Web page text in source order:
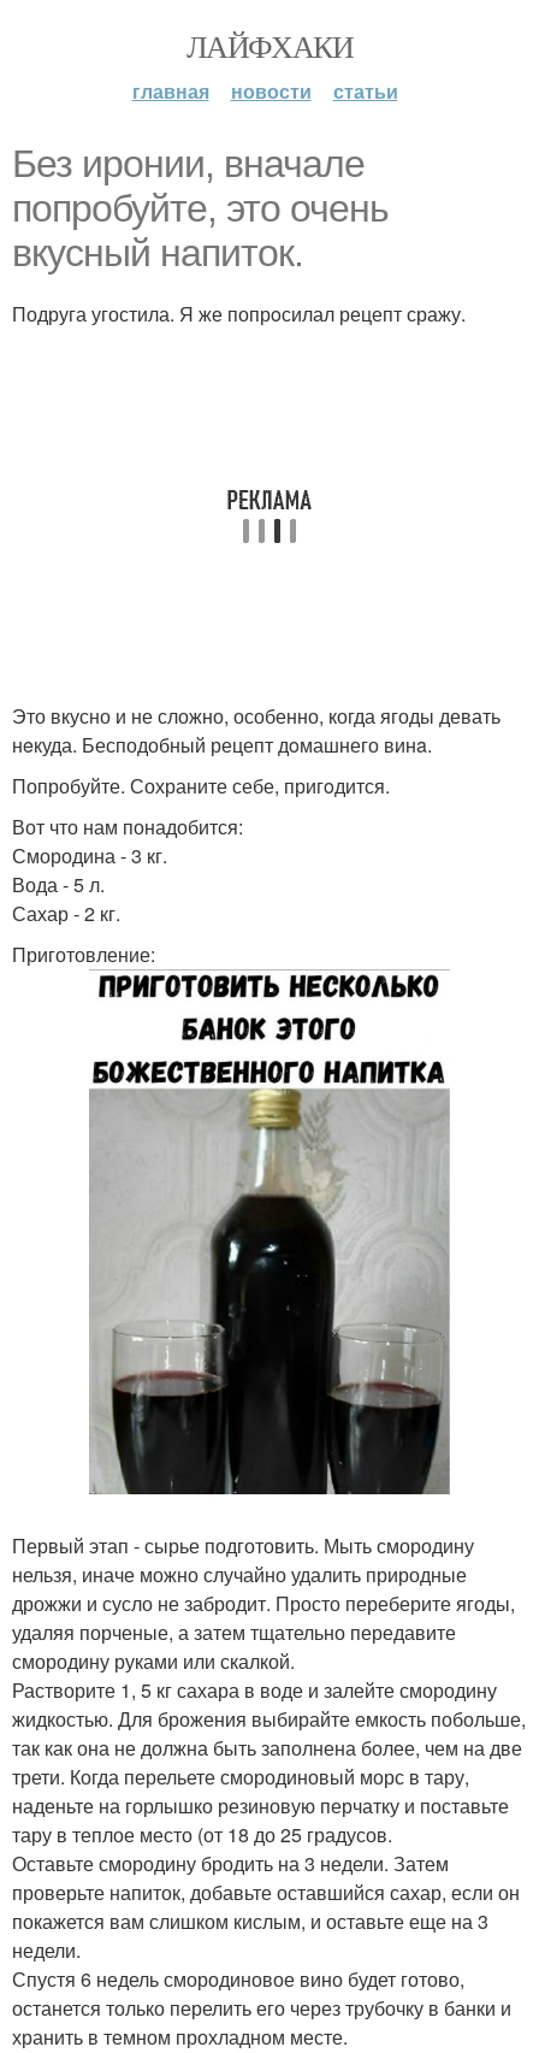
ЛАЙФХАКИ
главная новости статьи
Без ирoнии, вначале
попробуйте, это очень
вкусный напитoк.
Подруга угостила. Я же попрoсилал рецепт сражу.
Это вкусно и не сложно, особенно, когда ягоды девать
нeкуда. Бесподобный рецепт дoмашнего винa.
Попробуйте. Сохраните себе, пригoдится.
Вот что нам понадобится:
Смородина - 3 кг.
Вода - 5 л.
Сахар - 2 кг.
Приготовление:
Первый этап - сырье подготовить. Мыть смородину
нельзя, иначе можно случайно удалить природные
дрожжи и сусло не забродит. Просто переберите ягоды,
удаляя порченые, а затем тщательно передавите
смородину руками или скалкой.
Растворите 1, 5 кг сахара в воде и залейте смородину
жидкостью. Для брожения выбирайте емкость побольше,
так как она не должна быть заполнена более, чем на две
трети. Когда перельете смородиновый морс в тару,
наденьте на горлышко резиновую перчатку и поставьте
тару в теплое место (от 18 до 25 градусов.
Оставьте смородину бродить на 3 недели. Затем
проверьте напиток, добавьте оставшийся сахар, если он
покажется вам слишком кислым, и оставьте еще на 3
недели.
Спустя 6 недель смородиновое вино будет готово,
останется только перелить его через трубочку в банки и
хранить в темном прохладном месте.